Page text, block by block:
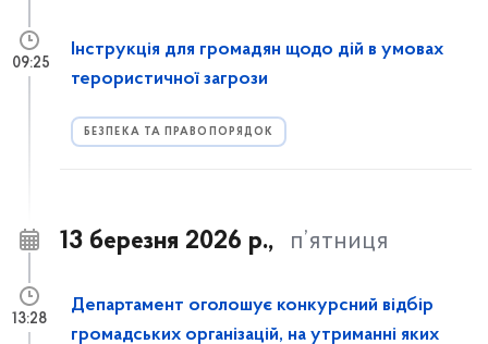
Інструкція для громадян щодо дій в умовах
терористичної загрози
БЕЗПЕКА ТА ПРАВОПОРЯДОК
09:25
13 березня 2026 р., п’ятниця
Департамент оголошує конкурсний відбір
громадських організацій, на утриманні яких
13:28